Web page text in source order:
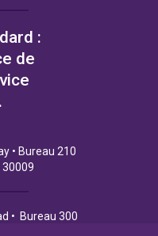
:
de
• Bureau 210
• Bureau 300